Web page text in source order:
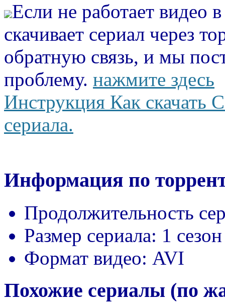
Если не работает видео
скачивает сериал через
обратную связь, и мы
проблему. нажмите здесь
Инструкция Как скачать
сериала.
Информация по
Продолжительность
Размер сериала: 1
Формат видео: AVI
Похожие сериалы (по